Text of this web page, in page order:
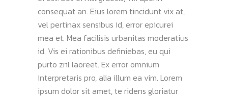
consequat an. Eius lorem tincidunt vix at,
vel pertinax sensibus id, error epicurei
mea et. Mea facilisis urbanitas moderatius
id. Vis ei rationibus definiebas, eu qui
purto zril laoreet. Ex error omnium
interpretaris pro, alia illum ea vim. Lorem
ipsum dolor sit amet, te ridens gloriatur